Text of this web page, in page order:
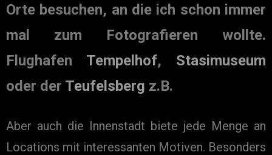
Orte besuchen, an die ich schon immer
mal zum Fotografieren wollte.
Flughafen Tempelhof, Stasimuseum
oder der Teufelsberg z.B.
Aber auch die Innenstadt biete jede Menge an
Locations mit interessanten Motiven. Besonders